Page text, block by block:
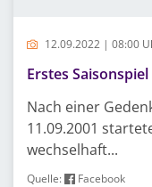
12.09.2022 | 08:00
Erstes
Nach einer
11.09.2001
wechselhaft...
Quelle: Facebook